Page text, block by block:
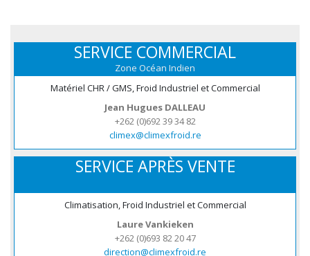
SERVICE COMMERCIAL
Zone Océan Indien
Matériel CHR / GMS, Froid Industriel et Commercial
Jean Hugues DALLEAU
+262 (0)692 39 34 82
climex@climexfroid.re
SERVICE APRÈS VENTE
Climatisation, Froid Industriel et Commercial
Laure Vankieken
+262 (0)693 82 20 47
direction@climexfroid.re